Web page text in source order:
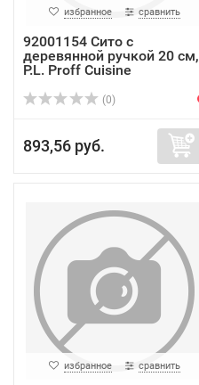
избранное сравнить
92001154 Сито с
деревянной ручкой 20 см,
P.L. Proff Cuisine
(0)
893,56 руб.
избранное сравнить